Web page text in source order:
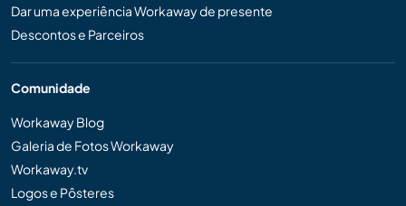
Dar uma experiência Workaway de presente
Descontos e Parceiros
Comunidade
Workaway Blog
Galeria de Fotos Workaway
Workaway.tv
Logos e Pôsteres